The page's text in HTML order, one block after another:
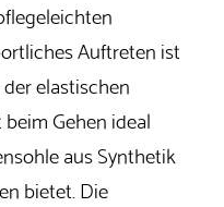
Auftreten ist
elastischen
Gehen ideal
aus Synthetik
bietet. Die